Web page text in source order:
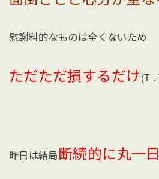
慰謝料的なものは全くないため
ただただ損するだけ (T .
昨日は結局 断続的に丸一